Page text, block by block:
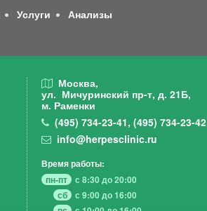
Услуги
Анализы
Москва,
ул. Мичуринский пр-т, д. 21Б,
м. Раменки
(495)734-23-41,(495)734-23-42
info@herpesclinic.ru
Время работы:
пн-пт
с 8:30 до 20:00
сб
с 9:00 до 16:00